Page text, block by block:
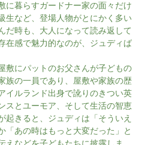
に暮らすガードナー家の面々だけ
生など、登場人物がとにかく多い
だ時も、大人になって読み返して
在感で魅力的なのが、ジュディば
敷にパットのお父さんが子どもの
族の一員であり、屋敷や家族の歴
イルランド出身で訛りのきつい英
スとユーモア、そして生活の智恵
起きると、ジュディは「そういえ
「あの時はもっと大変だった」と